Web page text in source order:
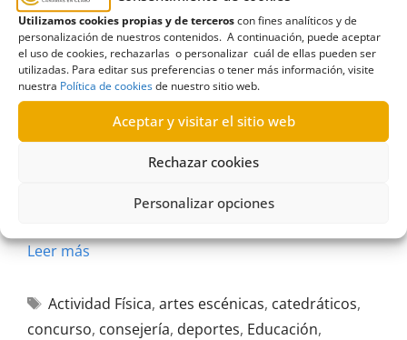
Utilizamos cookies propias y de terceroscon fines analíticos y de
personalización de nuestros contenidos. A continuación, puede aceptar
el uso de cookies, rechazarlas o personalizar cuál de ellas pueden ser
utilizadas. Para editar sus preferencias o tener más información, visite
nuestra Política de cookiesde nuestro sitio web.
Aceptar y visitar el sitio web
Rechazar cookies
Personalizar opciones
R453/2026
Solicitud de información al Gobierno de Canarias
música y artes escénicas |Estimatoria
Leer más
Actividad Física, artes escénicas, catedráticos,
concurso, consejería, deportes, Educación,